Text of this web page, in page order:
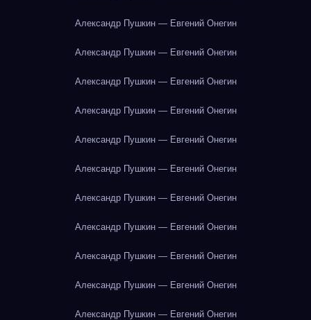
Александр Пушкин — Евгений Онегин
Александр Пушкин — Евгений Онегин
Александр Пушкин — Евгений Онегин
Александр Пушкин — Евгений Онегин
Александр Пушкин — Евгений Онегин
Александр Пушкин — Евгений Онегин
Александр Пушкин — Евгений Онегин
Александр Пушкин — Евгений Онегин
Александр Пушкин — Евгений Онегин
Александр Пушкин — Евгений Онегин
Александр Пушкин — Евгений Онегин